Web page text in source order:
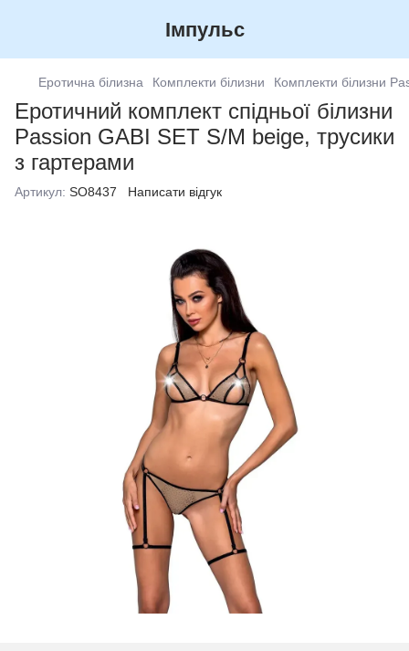
Імпульс
Еротична білизна Комплекти білизни Комплекти білизни
Еротичний комплект спідньої білизни
Passion GABI SET S/M beige, трусики
з гартерами
Артикул: SO8437 Написати відгук